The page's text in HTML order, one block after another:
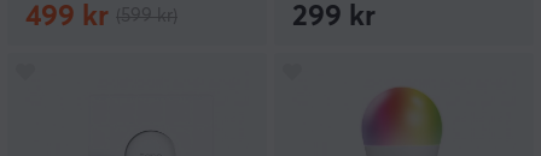
499 kr 299 kr